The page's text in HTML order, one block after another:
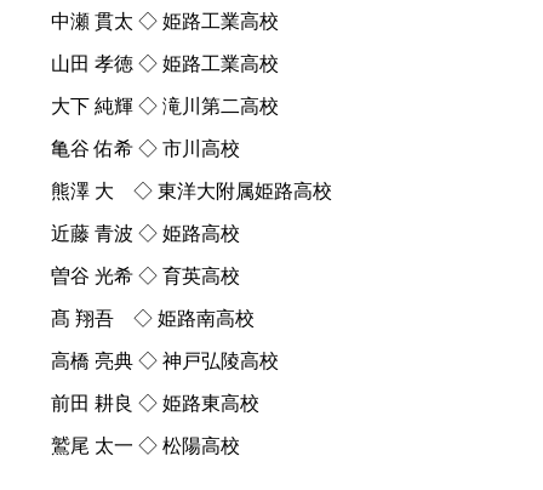
中瀬 貫太 ◇ 姫路工業高校
山田 孝徳 ◇ 姫路工業高校
大下 純輝 ◇ 滝川第二高校
亀谷 佑希 ◇ 市川高校
熊澤 大 ◇ 東洋大附属姫路高校
近藤 青波 ◇ 姫路高校
曽谷 光希 ◇ 育英高校
髙 翔吾 ◇ 姫路南高校
高橋 亮典 ◇ 神戸弘陵高校
前田 耕良 ◇ 姫路東高校
鷲尾 太一 ◇ 松陽高校